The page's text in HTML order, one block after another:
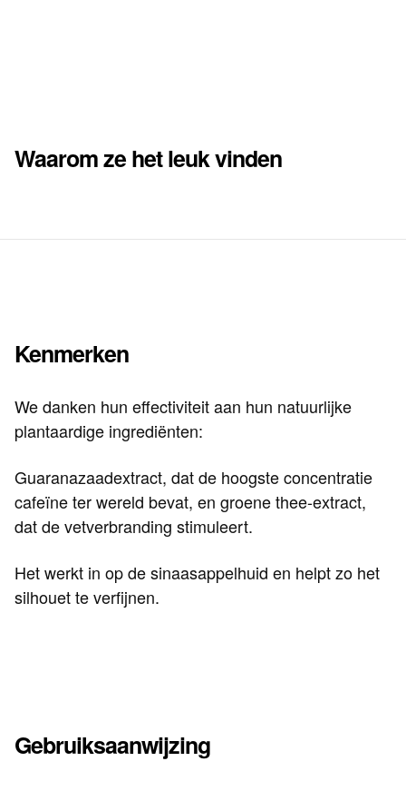
Waarom ze het leuk vinden
Kenmerken
We danken hun effectiviteit aan hun natuurlijke
plantaardige ingrediënten:
Guaranazaadextract, dat de hoogste concentratie
cafeïne ter wereld bevat, en groene thee-extract,
dat de vetverbranding stimuleert.
Het werkt in op de sinaasappelhuid en helpt zo het
silhouet te verfijnen.
Gebruiksaanwijzing